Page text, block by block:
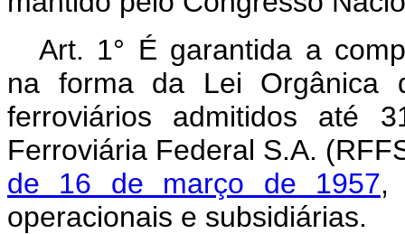
Art. 1° É garantida a
na forma da Lei Orgânica
ferroviários admitidos até
Ferroviária Federal S.A.
de 16 de março de 1957,
operacionais e subsidiárias.